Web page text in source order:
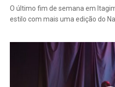
O último fim de semana em
estilo com mais uma edição do